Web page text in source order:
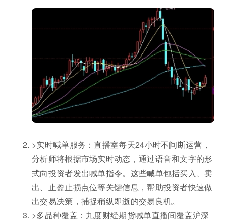
>实时喊单服务：直播室每天24小时不间断运营，
分析师将根据市场实时动态，通过语音和文字的形
式向投资者发出喊单指令。这些喊单包括买入、卖
出、止盈止损点位等关键信息，帮助投资者快速做
出交易决策，捕捉稍纵即逝的交易良机。
>多品种覆盖：九度财经期货喊单直播间覆盖沪深